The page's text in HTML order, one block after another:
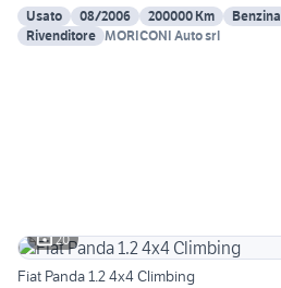
Usato
08/2006 200000 Km Benzina
Rivenditore MORICONI Auto srl
20
Fiat Panda 1.2 4x4 Climbing